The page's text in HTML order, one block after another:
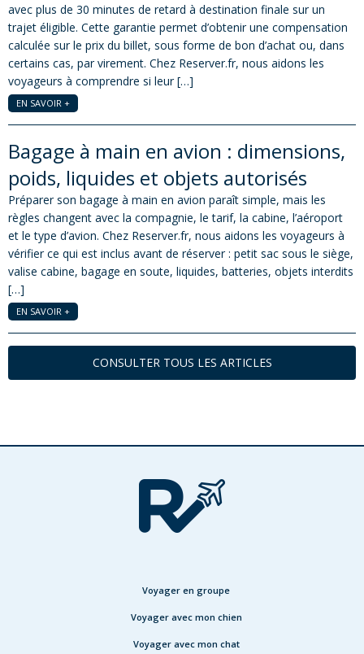
avec plus de 30 minutes de retard à destination finale sur un
trajet éligible. Cette garantie permet d’obtenir une compensation
calculée sur le prix du billet, sous forme de bon d’achat ou, dans
certains cas, par virement. Chez Reserver.fr, nous aidons les
voyageurs à comprendre si leur […]
EN SAVOIR +
Bagage à main en avion : dimensions,
poids, liquides et objets autorisés
Préparer son bagage à main en avion paraît simple, mais les
règles changent avec la compagnie, le tarif, la cabine, l’aéroport
et le type d’avion. Chez Reserver.fr, nous aidons les voyageurs à
vérifier ce qui est inclus avant de réserver : petit sac sous le siège,
valise cabine, bagage en soute, liquides, batteries, objets interdits
[…]
EN SAVOIR +
CONSULTER TOUS LES ARTICLES
Voyager en groupe
Voyager avec mon chien
Voyager avec mon chat